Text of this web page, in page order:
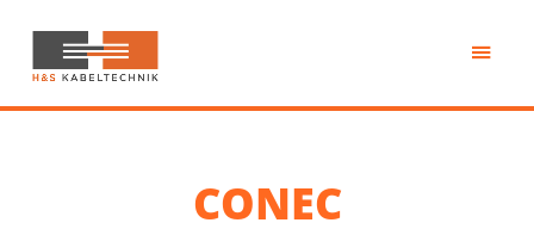
treści
H&S
Kabeltechnik
CONEC